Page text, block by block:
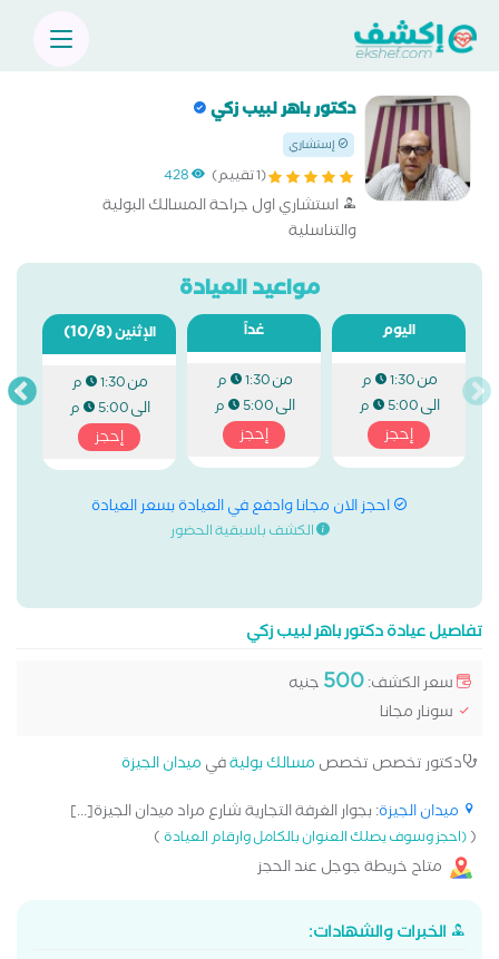
دكتور باهر لبيب زكي
إستشاري
(1 تقييم) 428
استشاري اول جراحة المسالك البولية
والتناسلية
مواعيد العيادة
اليوم
من1:30 م
الى5:00 م
إحجز
غداً
من1:30 م
الى5:00 م
إحجز
الإثنين(10/8)
من1:30 م
الى5:00 م
إحجز
احجز الان مجانا وادفع في العيادة بسعر العيادة
الكشف باسبقية الحضور
تفاصيل عيادة دكتور باهر لبيب زكي
سعر الكشف:500 جنيه
سونار مجانا
دكتور تخصص تخصص مسالك بوليةفي ميدان الجيزة
ميدان الجيزة: بجوار الغرفة التجارية شارع مراد ميدان الجيزة[...]
((احجز وسوف يصلك العنوان بالكامل وارقام العيادة)
متاح خريطة جوجل عند الحجز
الخبرات والشهادات: